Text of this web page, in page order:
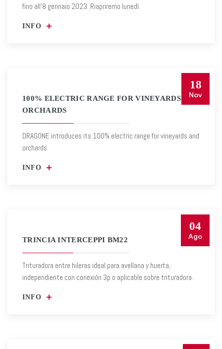
fino all'8 gennaio 2023. Riapriremo lunedì.
INFO
18
Nov
100% ELECTRIC RANGE FOR VINEYARDS AND
ORCHARDS
DRAGONE introduces its 100% electric range for vineyards and
orchards
INFO
04
Ago
TRINCIA INTERCEPPI BM22
Trituradora entre hileras ideal para avellana y huerta,
independiente con conexión 3p o aplicable sobre trituradora.
INFO